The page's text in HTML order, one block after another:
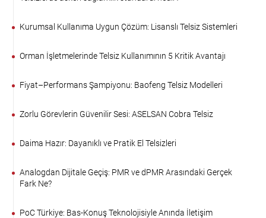
Kurumsal Kullanıma Uygun Çözüm: Lisanslı Telsiz Sistemleri
Orman İşletmelerinde Telsiz Kullanımının 5 Kritik Avantajı
Fiyat–Performans Şampiyonu: Baofeng Telsiz Modelleri
Zorlu Görevlerin Güvenilir Sesi: ASELSAN Cobra Telsiz
Daima Hazır: Dayanıklı ve Pratik El Telsizleri
Analogdan Dijitale Geçiş: PMR ve dPMR Arasındaki Gerçek
Fark Ne?
PoC Türkiye: Bas-Konuş Teknolojisiyle Anında İletişim